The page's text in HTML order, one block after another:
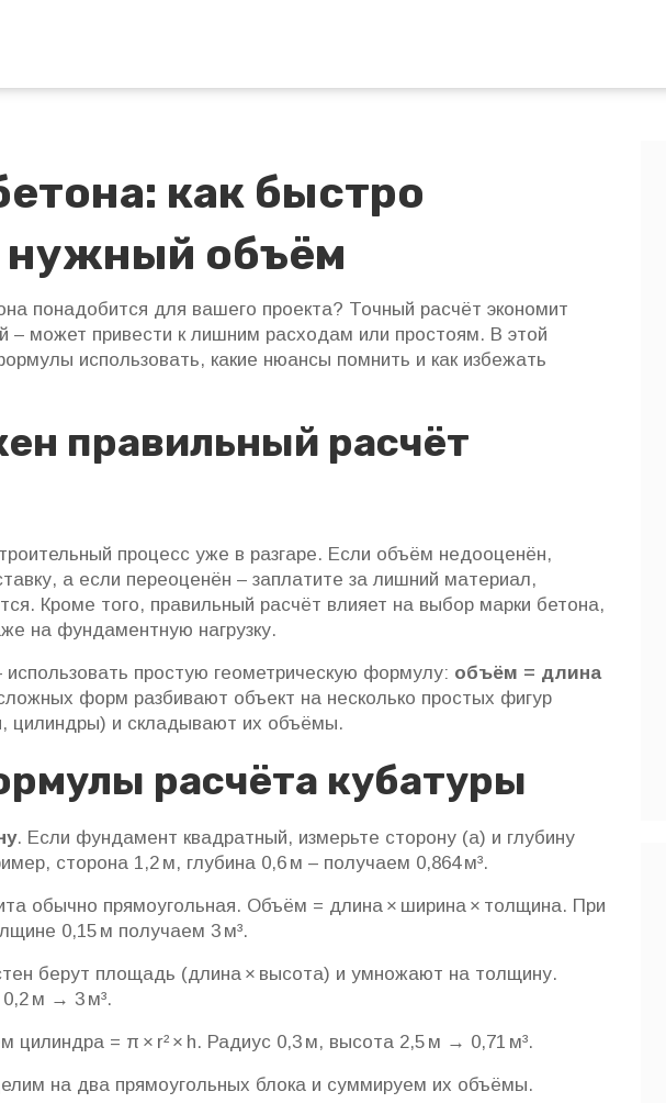
как быстро
нужный объём
понадобится для вашего проекта? Точный расчёт экономит
– может привести к лишним расходам или простоям. В этой
использовать, какие нюансы помнить и как избежать
правильный расчёт
процесс уже в разгаре. Если объём недооценён,
а если переоценён – заплатите за лишний материал,
Кроме того, правильный расчёт влияет на выбор марки бетона,
на фундаментную нагрузку.
простую геометрическую формулу: объём = длина
форм разбивают объект на несколько простых фигур
цилиндры) и складывают их объёмы.
расчёта кубатуры
. Если фундамент квадратный, измерьте сторону (а) и глубину
сторона 1,2 м, глубина 0,6 м – получаем 0,864 м³.
обычно прямоугольная. Объём = длина × ширина × толщина. При
0,15 м получаем 3 м³.
берут площадь (длина × высота) и умножают на толщину.
м → 3 м³.
цилиндра = π × r² × h. Радиус 0,3 м, высота 2,5 м → 0,71 м³.
на два прямоугольных блока и суммируем их объёмы.